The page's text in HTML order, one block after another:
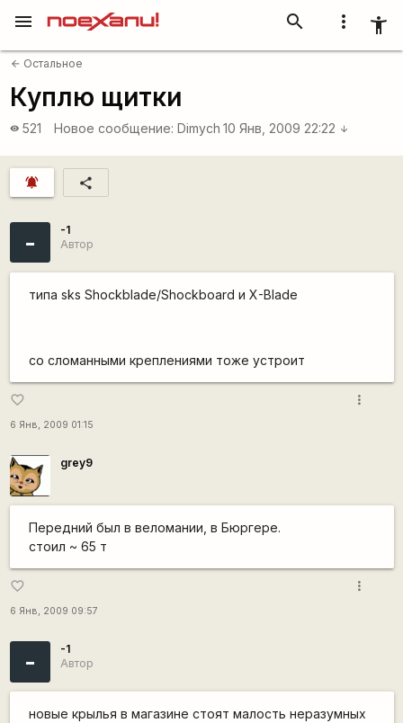
more_vert accessibility_new
search
menu
arrow_back Остальное
Куплю щитки
visibility 521 Новое сообщение: Dimych 10 Янв, 2009 22:22 arrow_downward
notifications_active share
-
-1
Автор
типа sks Shockblade/Shockboard и X-Blade
со сломанными креплениями тоже устроит
favorite_border
6 Янв, 2009 01:15
more_vert
grey9
Передний был в веломании, в Бюргере.
стоил ~ 65 т
favorite_border
6 Янв, 2009 09:57
more_vert
-
-1
Автор
новые крылья в магазине стоят малость неразумных